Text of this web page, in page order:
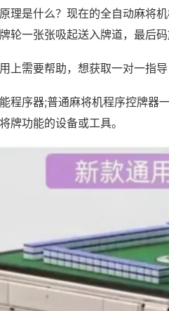
理是什么？现在的全自动麻将
轮一张张吸起送入牌道，最后
上需要帮助，想获取一对一指
程序器;普通麻将机程序控牌器
牌功能的设备或工具。